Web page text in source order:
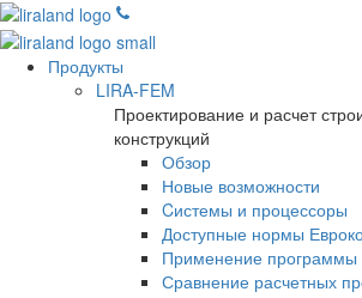
Продукты
LIRA-FEM
Проектирование и расчет
конструкций
Обзор
Новые возможности
Cистемы и процессоры
Доступные нормы
Применение программы
Сравнение расчетных